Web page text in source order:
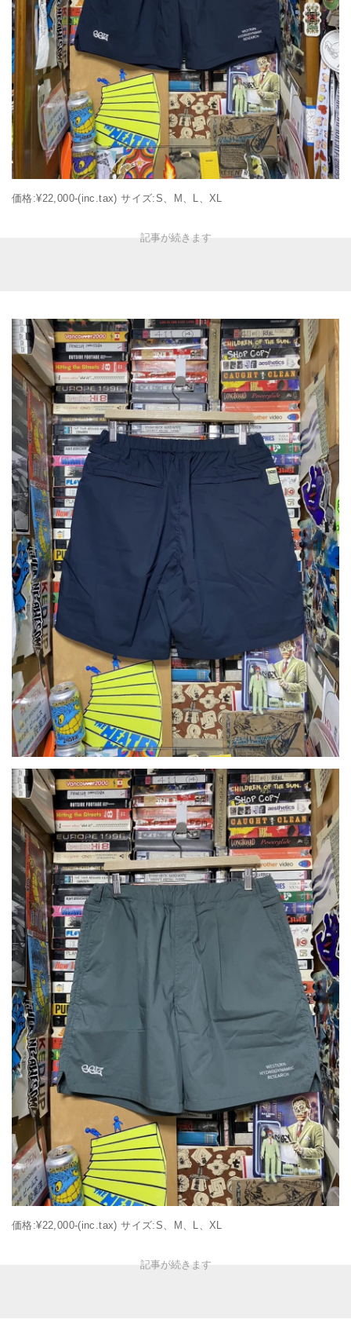
価格:¥22,000-(inc.tax) サイズ:S、M、L、XL
価格:¥22,000-(inc.tax) サイズ:S、M、L、XL